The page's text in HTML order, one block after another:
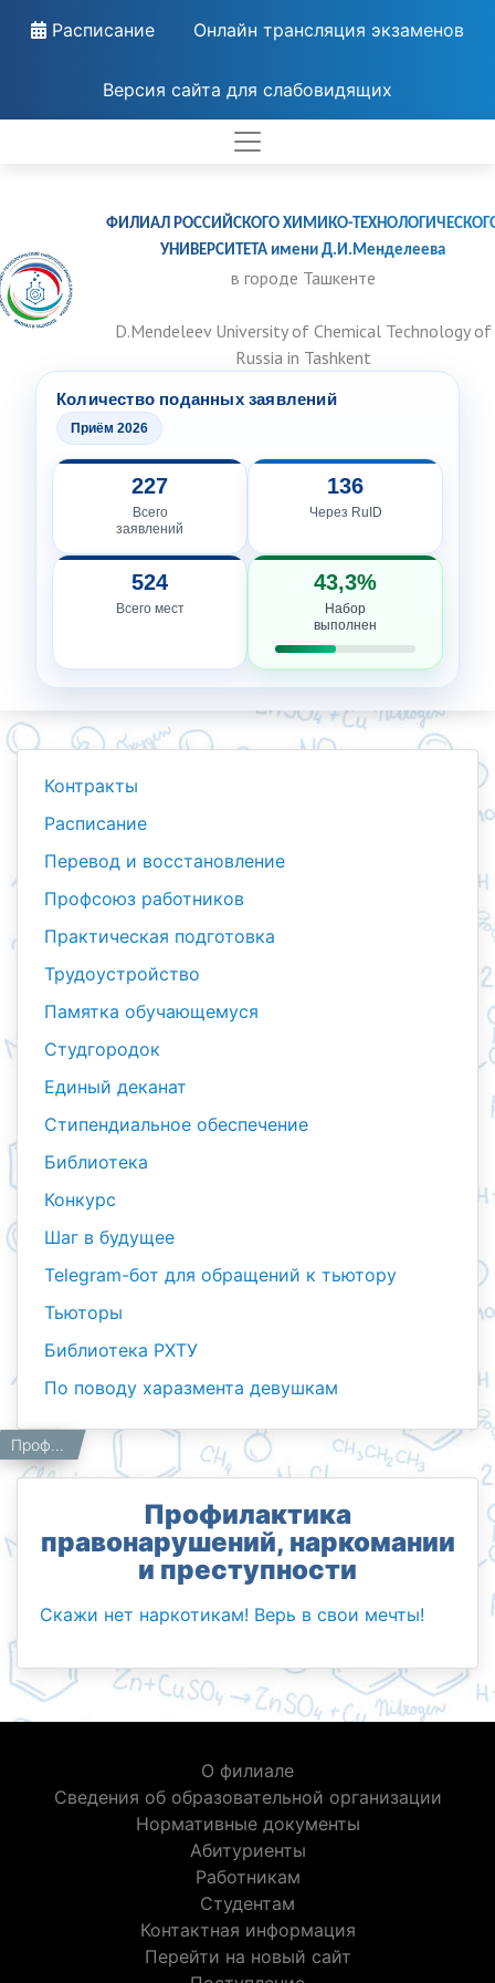
Расписание Онлайн трансляция экзаменов
Версия сайта для слабовидящих
ФИЛИАЛ РОССИЙСКОГО ХИМИКО-
УНИВЕРСИТЕТА имени Д.И.Менделеева
в городе Ташкенте
D.Mendeleev University of Chemical Technology of
Russia in Tashkent
Количество поданных заявлений
Приём 2026
227
Всего
заявлений
136
Через RuID
524
Всего мест
43,3%
Набор
выполнен
Контракты
Расписание
Перевод и восстановление
Профсоюз работников
Практическая подготовка
Трудоустройство
Памятка обучающемуся
Студгородок
Единый деканат
Стипендиальное обеспечение
Библиотека
Конкурс
Шаг в будущее
Telegram-бот для обращений к тьютору
Тьюторы
Библиотека РХТУ
По поводу харазмента девушкам
Главная
Студентам
Тьюторы Профилактика правонарушений, наркомании и преступности
Профилактика
правонарушений, наркомании
и преступности
Скажи нет наркотикам! Верь в свои мечты!
О филиале
Сведения об образовательной организации
Нормативные документы
Абитуриенты
Работникам
Студентам
Контактная информация
Перейти на новый сайт